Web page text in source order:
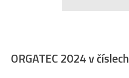
ORGATEC 2024 v číslech